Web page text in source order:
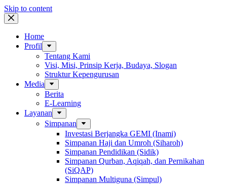
Skip to content
Home
Profil
Tentang Kami
Visi, Misi, Prinsip Kerja, Budaya, Slogan
Struktur Kepengurusan
Media
Berita
E-Learning
Layanan
Simpanan
Investasi Berjangka GEMI (Inami)
Simpanan Haji dan Umroh (Siharoh)
Simpanan Pendidikan (Sidik)
Simpanan Qurban, Aqiqah, dan Pernikahan
(SiQAP)
Simpanan Multiguna (Simpul)